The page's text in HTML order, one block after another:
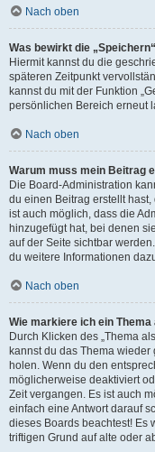
Nach oben
Was bewirkt die
Hiermit kannst du die
späteren Zeitpunkt
kannst du mit der Funktion
persönlichen Bereich erneut
Nach oben
Warum muss mein Beitrag
Die Board-Administration
du einen Beitrag erstellt
ist auch möglich, dass die
hinzugefügt hat, bei denen
auf der Seite sichtbar
du weitere Informationen
Nach oben
Wie markiere ich ein Thema
Durch Klicken des „Thema
kannst du das Thema
holen. Wenn du den
möglicherweise deaktiviert
Zeit vergangen. Es ist auch
einfach eine Antwort darauf
dieses Boards beachtest! Es
triftigen Grund auf alte oder